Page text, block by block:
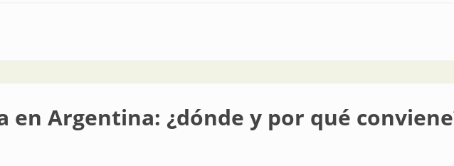
blanco en Francia
en Argentina: ¿dónde y por qué